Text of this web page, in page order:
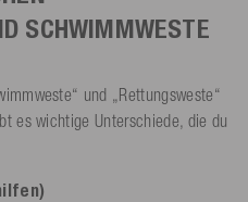
SCHWIMMWESTE
und „Rettungsweste“
es wichtige Unterschiede, die du